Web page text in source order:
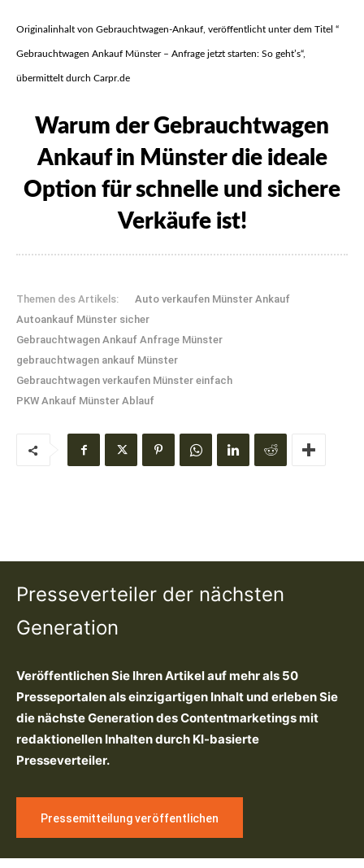
Originalinhalt von Gebrauchtwagen-Ankauf, veröffentlicht unter dem Titel “
Gebrauchtwagen Ankauf Münster – Anfrage jetzt starten: So geht’s“,
übermittelt durch Carpr.de
Warum der Gebrauchtwagen
Ankauf in Münster die ideale
Option für schnelle und sichere
Verkäufe ist!
Themen des Artikels:
Auto verkaufen Münster Ankauf
Autoankauf Münster sicher
Gebrauchtwagen Ankauf Anfrage Münster
gebrauchtwagen ankauf Münster
Gebrauchtwagen verkaufen Münster einfach
PKW Ankauf Münster Ablauf
Presseverteiler der nächsten
Generation
Veröffentlichen Sie Ihren Artikel auf mehr als 50
Presseportalen als einzigartigen Inhalt und erleben Sie
die nächste Generation des Contentmarketings mit
redaktionellen Inhalten durch KI-basierte
Presseverteiler.
Pressemitteilung veröffentlichen